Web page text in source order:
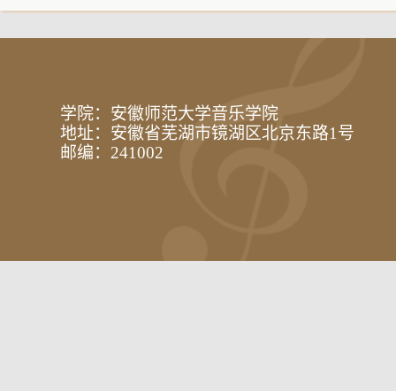
学院：安徽师范大学音乐学院
地址：安徽省芜湖市镜湖区北京东路1号
邮编：241002